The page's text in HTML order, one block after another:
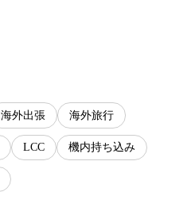
海外出張 海外旅行
LCC 機内持ち込み